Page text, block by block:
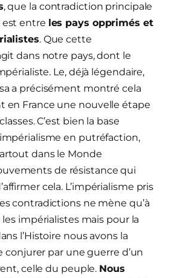
, que la contradiction principale
est entre les pays opprimés et
. Que cette
dans notre pays, dont le
Le, déjà légendaire,
a précisément montré cela
en France une nouvelle étape
C’est bien la base
en putréfaction,
dans le Monde
de résistance qui
cela. L’impérialisme pris
contradictions ne mène qu’à
les impérialistes mais pour la
l’Histoire nous avons la
conjurer par une guerre d’un
celle du peuple. Nous